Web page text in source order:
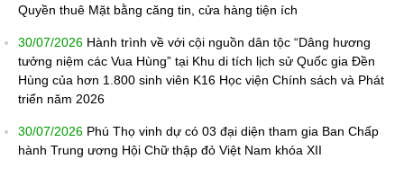
Quyền thuê Mặt bằng căng tin, cửa hàng tiện ích
30/07/2026 Hành trình về với cội nguồn dân tộc “Dâng hương
tưởng niệm các Vua Hùng” tại Khu di tích lịch sử Quốc gia Đền
Hùng của hơn 1.800 sinh viên K16 Học viện Chính sách và Phát
triển năm 2026
30/07/2026 Phú Thọ vinh dự có 03 đại diện tham gia Ban Chấp
hành Trung ương Hội Chữ thập đỏ Việt Nam khóa XII